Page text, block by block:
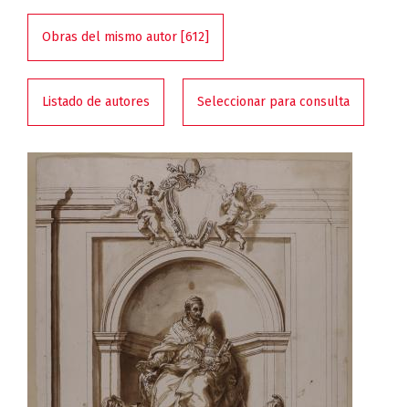
Obras del mismo autor [612]
Listado de autores Seleccionar para consulta